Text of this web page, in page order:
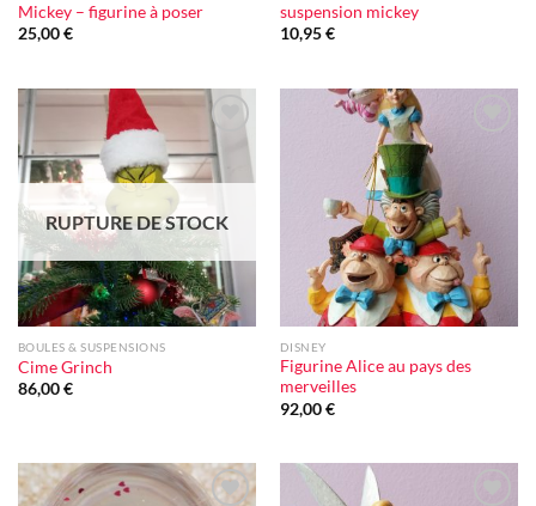
Mickey – figurine à poser
25,00€
suspension mickey
10,95€
Ajouter
à la liste
d'envie
RUPTURE DE STOCK
BOULES & SUSPENSIONS
Cime Grinch
86,00€
DISNEY
Figurine Alice au pays des
merveilles
92,00€